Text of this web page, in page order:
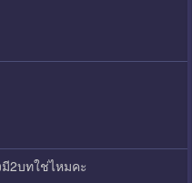
2บทใช่ไหมคะ